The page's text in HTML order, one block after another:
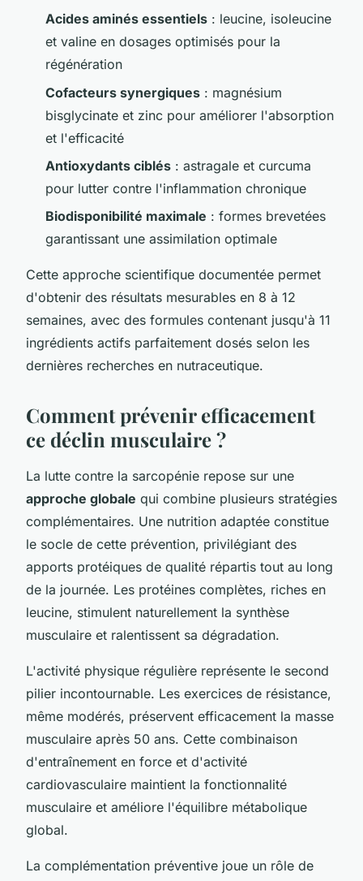
Acides aminés essentiels : leucine, isoleucine
et valine en dosages optimisés pour la
régénération
Cofacteurs synergiques : magnésium
bisglycinate et zinc pour améliorer l'absorption
et l'efficacité
Antioxydants ciblés : astragale et curcuma
pour lutter contre l'inflammation chronique
Biodisponibilité maximale : formes brevetées
garantissant une assimilation optimale
Cette approche scientifique documentée permet
d'obtenir des résultats mesurables en 8 à 12
semaines, avec des formules contenant jusqu'à 11
ingrédients actifs parfaitement dosés selon les
dernières recherches en nutraceutique.
Comment prévenir efficacement
ce déclin musculaire ?
La lutte contre la sarcopénie repose sur une
approche globale qui combine plusieurs stratégies
complémentaires. Une nutrition adaptée constitue
le socle de cette prévention, privilégiant des
apports protéiques de qualité répartis tout au long
de la journée. Les protéines complètes, riches en
leucine, stimulent naturellement la synthèse
musculaire et ralentissent sa dégradation.
L'activité physique régulière représente le second
pilier incontournable. Les exercices de résistance,
même modérés, préservent efficacement la masse
musculaire après 50 ans. Cette combinaison
d'entraînement en force et d'activité
cardiovasculaire maintient la fonctionnalité
musculaire et améliore l'équilibre métabolique
global.
La complémentation préventive joue un rôle de